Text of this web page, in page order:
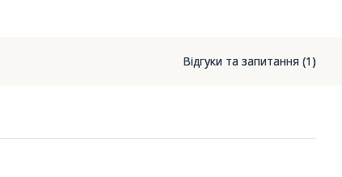
Відгуки та запитання (1)